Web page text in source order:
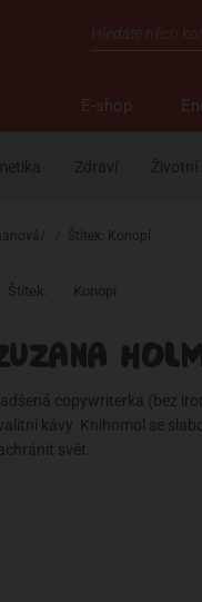
E-shop
Zdraví Životní
/ Štítek: Konopí
Štítek: Konopí
copywriterka (bez
kávy. Knihomol se
svět.